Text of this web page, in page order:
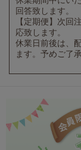
回答致します。
【定期便】次回
応致します。
休業日前後は、
ます。予めご了